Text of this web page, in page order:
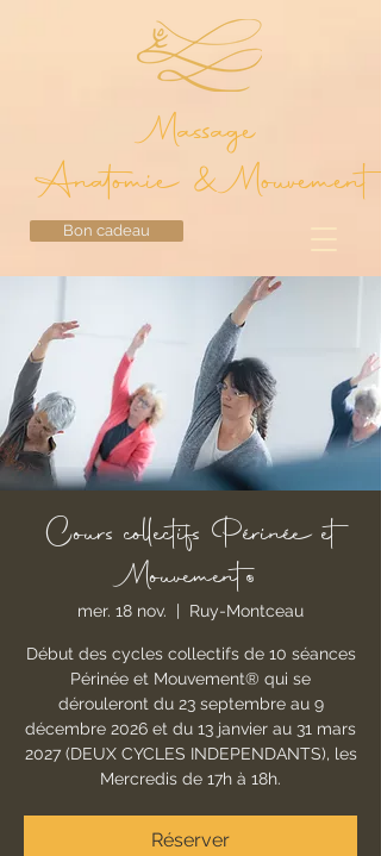
Massage
Anatomie & Mouvement
Bon cadeau
Cours collectifs Périnée et
Mouvement®
mer. 18 nov.
  |
Ruy-Montceau
Début des cycles collectifs de 10 séances
Périnée et Mouvement® qui se
dérouleront du 23 septembre au 9
décembre 2026 et du 13 janvier au 31 mars
2027 (DEUX CYCLES INDEPENDANTS), les
Mercredis de 17h à 18h.
Réserver